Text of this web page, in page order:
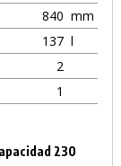
840 mm
137 l
2
1
230